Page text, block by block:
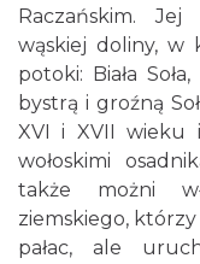
Raczańskim.
wąskiej doliny, w
potoki: Biała
bystrą i groźną
XVI i XVII wieku
wołoskimi
także możni
ziemskiego,
pałac, ale